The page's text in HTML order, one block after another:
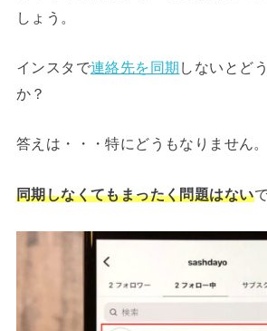
しょう。
インスタで連絡先を同期 しないとど
か？
答えは・・・特にどうもなりません。
同期しなくてもまったく問題はない